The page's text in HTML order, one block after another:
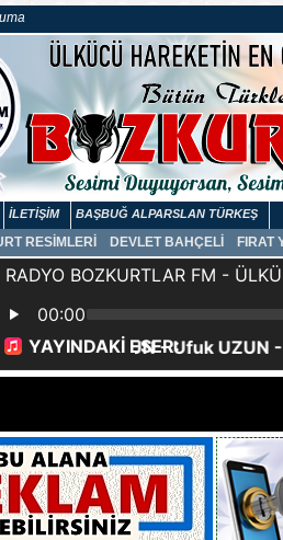
İLETİŞİM BAŞBUĞ ALPARSLAN TÜRKEŞ
RESİMLERİ DEVLET BAHÇELİ FIRAT